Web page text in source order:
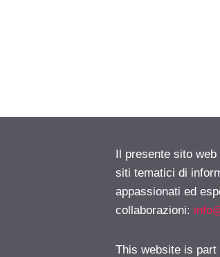
Il presente sito
siti tematici di
appassionati ed
collaborazioni:
This website is